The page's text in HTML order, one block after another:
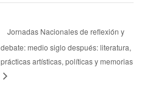
Jornadas Nacionales de reflexión y
debate: medio siglo después: literatura,
prácticas artísticas, políticas y memorias